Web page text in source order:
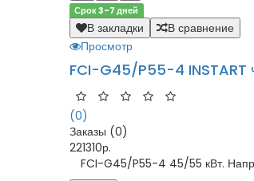
Срок 3-7 дней
В закладки
В сравнение
Просмотр
FCI-G45/P55-4 INSTART
(0)
Заказы (0)
221310р.
FCI-G45/P55-4 45/55 кВт.